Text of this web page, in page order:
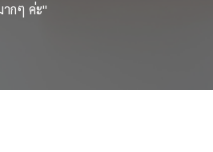
กๆ ค่ะ"